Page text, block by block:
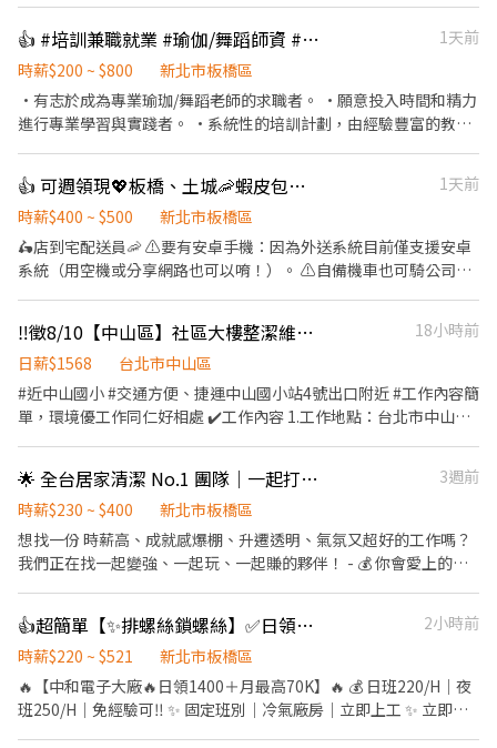
間】 一~日 09:00~18:00 排休制 💵【薪資待遇】 平均收入約50～
70K 📍【工作地點】 新北市板橋區、土城區、蘆洲區、三重區<==
任選 --------------------⬇️應徵方式⬇️------------------------- 📩
【火速卡位應徵流程】 ➊ 點擊填寫廠商制式履歷（1分鐘完成，快
加入留言： 👉https://lin.ee/OBnhVN5 私訊留下 ⌜姓名+電話 +應
徵電商包裏外送」💥
👍 #培訓兼職就業 #瑜伽/舞蹈師資 #歡迎二度就業應徵
1天前
時薪$200 ~ $800
新北市板橋區
•有志於成為專業瑜珈/舞蹈老師的求職者。 •願意投入時間和精力
進行專業學習與實踐者。 •系統性的培訓計劃，由經驗豐富的教練
入。
👍 可週領現💖板橋、土城🦐蝦皮包裏外送員/免經驗平均50～80K，公司車
1天前
時薪$400 ~ $500
新北市板橋區
🛵店到宅配送員🦐 ⚠️要有安卓手機：因為外送系統目前僅支援安卓
系統（用空機或分享網路也可以唷！）。 ⚠️自備機車也可騎公司電
👉👉👉至門市自行取貨配送，沒有傳統宅配人事問題 📌 工作內
容： ↪︎ 騎機車(自備或公司車)將包裏從門市配送至買家地點(範圍
3km內) 在我們這裡的夥伴收入大概長這樣： 🛵 隨便送送（熟悉路
線中）：$40,000 ~ $60,000 元 / 月 🛵 乖乖聽話送（穩定出勤）：
✅ 領薪彈性：每月15號準時發薪（可匯款/領現），亦可配合【每週
領薪】，週週有錢花！ ━━━━━━━━━━━━━━━━━ 📍
━━━━━━━━━━━━━━━━━ 台北市、新北市各行政區皆
有缺額（文山、林口、板橋、永和、中和、新店、三重、新莊、樹
林、土城、淡水、信義、大同、萬華、松山、中山、內湖...等） 點
擊立即應徵，私訊告知小編你想送哪一區，馬上幫你保留就近站
程】 ➊ 點擊填寫廠商制式履歷（1分鐘完成，快速安排送審）： 👉
https://reurl.cc/V292KN 🔒 【隱私防線】個資僅供廠商審核，敏感
欄位（身分證/詳細地址）錄取前皆可先不填！ ➋加入留言： 👉
https://lin.ee/OBnhVN5 私訊留下 ⌜姓名+電話 +應徵蝦皮外送」💥
‼️徵8/10【中山區】社區大樓整潔維護代班小幫手
18小時前
日薪$1568
台北市中山區
#近中山國小 #交通方便、捷運中山國小站4號出口附近 #工作內容簡
單，環境優工作同仁好相處 ✔️工作內容 1.工作地點：台北市中山區
休時間） 4.有關休假 : 每週休周三及週日 （國定假日排休） *另徵月
長期，如有意願請主動告知，優先錄取。
🌟 全台居家清潔 No.1 團隊｜一起打造「最有成就感的工作」！
3週前
時薪$230 ~ $400
新北市板橋區
想找一份 時薪高、成就感爆棚、升遷透明、氣氛又超好的工作嗎？
我們正在找一起變強、一起玩、一起賺的夥伴！ - 💰 你會愛上的八
彈性超高｜自由排班、生活不被綁死 🎯職人精神＋溫暖文化｜不會
丟包、不靠臨時工 🎯夥伴都很熱情好相處｜氣氛像團隊不是打工 🎯
業績激勵、任務獎金｜老鳥平均5萬以上 🎯定期聚餐、出遊、員工
活動｜你的第二個家 - 🎯 沒經驗？我們一起帶你變強 完整SOP教育
訓練＋實習制度 從零到專業的成長路線清楚又紮實 - 🏡 工作內容
👍超簡單【✨排螺絲鎖螺絲】✅日領１４００元✅時薪220✅月進7萬✅冷氣廠房
2小時前
時薪$220 ~ $521
新北市板橋區
🔥【中和電子大廠🔥日領1400＋月最高70K】🔥 💰 日班220/H｜夜
班250/H｜免經驗可‼️ ✨ 固定班別｜冷氣廠房｜立即上工 ✨ 立即卡